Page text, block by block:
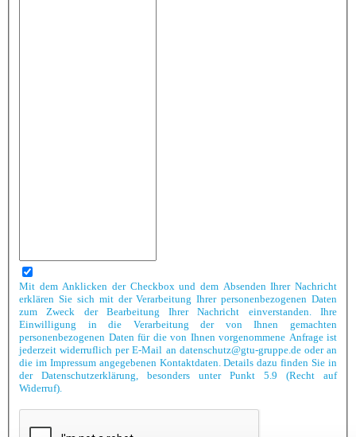
Mit dem Anklicken der Checkbox und dem Absenden Ihrer Nachricht
erklären Sie sich mit der Verarbeitung Ihrer personenbezogenen Daten
zum Zweck der Bearbeitung Ihrer Nachricht einverstanden. Ihre
Einwilligung in die Verarbeitung der von Ihnen gemachten
personenbezogenen Daten für die von Ihnen vorgenommene Anfrage ist
jederzeit widerruflich per E-Mail an datenschutz@gtu-gruppe.de oder an
die im Impressum angegebenen Kontaktdaten. Details dazu finden Sie in
der Datenschutzerklärung, besonders unter Punkt 5.9 (Recht auf
Widerruf).